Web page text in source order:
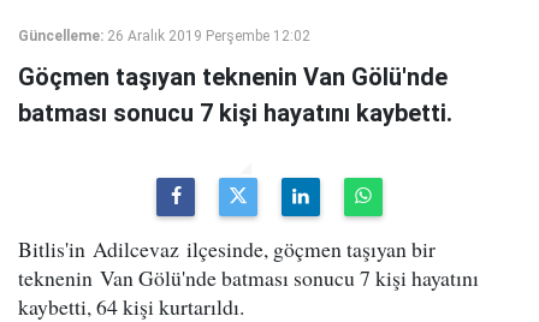
Güncelleme: 26 Aralık 2019 Perşembe 12:02
Göçmen taşıyan teknenin Van Gölü'nde
batması sonucu 7 kişi hayatını kaybetti.
Bitlis'in Adilcevaz ilçesinde, göçmen taşıyan bir
teknenin Van Gölü'nde batması sonucu 7 kişi hayatını
kaybetti, 64 kişi kurtarıldı.